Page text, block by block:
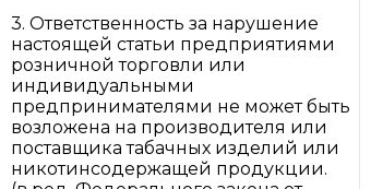
3. Ответственность за нарушение
настоящей статьи предприятиями
розничной торговли или
индивидуальными
предпринимателями не может быть
возложена на производителя или
поставщика табачных изделий или
никотинсодержащей продукции.